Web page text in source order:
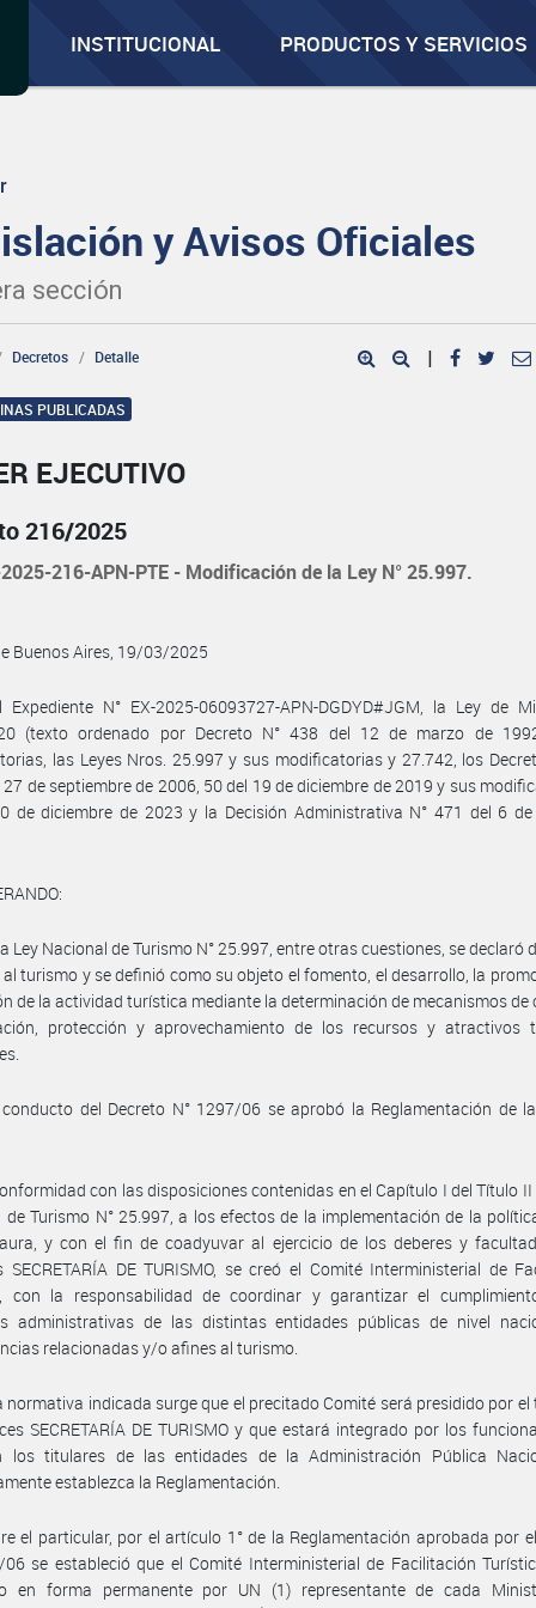
INSTITUCIONAL PRODUCTOS Y SERVICIOS
y Avisos Oficiales
sección
Decretos Detalle |
PUBLICADAS
EJECUTIVO
216/2025
2025-216-APN-PTE - Modificación de la Ley N° 25.997.
Buenos Aires, 19/03/2025
Expediente N° EX-2025-06093727-APN-DGDYD#JGM, la Ley de
(texto ordenado por Decreto N° 438 del 12 de marzo de
las Leyes Nros. 25.997 y sus modificatorias y 27.742, los
de septiembre de 2006, 50 del 19 de diciembre de 2019 y sus
de diciembre de 2023 y la Decisión Administrativa N° 471 del 6
Ley Nacional de Turismo N° 25.997, entre otras cuestiones, se declaró
turismo y se definió como su objeto el fomento, el desarrollo, la
de la actividad turística mediante la determinación de mecanismos de
protección y aprovechamiento de los recursos y atractivos
del Decreto N° 1297/06 se aprobó la Reglamentación de
con las disposiciones contenidas en el Capítulo I del Título II
de Turismo N° 25.997, a los efectos de la implementación de la
y con el fin de coadyuvar al ejercicio de los deberes y
SECRETARÍA DE TURISMO, se creó el Comité Interministerial de
con la responsabilidad de coordinar y garantizar el
administrativas de las distintas entidades públicas de nivel
relacionadas y/o afines al turismo.
normativa indicada surge que el precitado Comité será presidido por
SECRETARÍA DE TURISMO y que estará integrado por los
los titulares de las entidades de la Administración Pública
establezca la Reglamentación.
el particular, por el artículo 1° de la Reglamentación aprobada por
06 se estableció que el Comité Interministerial de Facilitación
en forma permanente por UN (1) representante de cada